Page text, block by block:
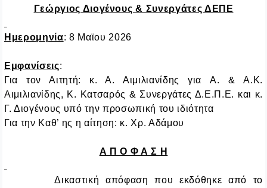
Γεώργιος Διογένους & Συνεργάτες ΔΕΠΕ
Ημερομηνία: 8 Μαϊου 2026
Εμφανίσεις:
Για τον Αιτητή: κ. Α. Αιμιλιανίδης γιαA. &A. K.
Αιμιλιανίδης, Κ. Κατσαρός & Συνεργάτες Δ.Ε.Π.Ε. και κ.
Γ. Διογένους υπό την προσωπική του ιδιότητα
Για την Καθ’ ης η αίτηση: κ. Χρ. Αδάμου
Α Π Ο Φ Α Σ Η
Δικαστική απόφαση που εκδόθηκε από το